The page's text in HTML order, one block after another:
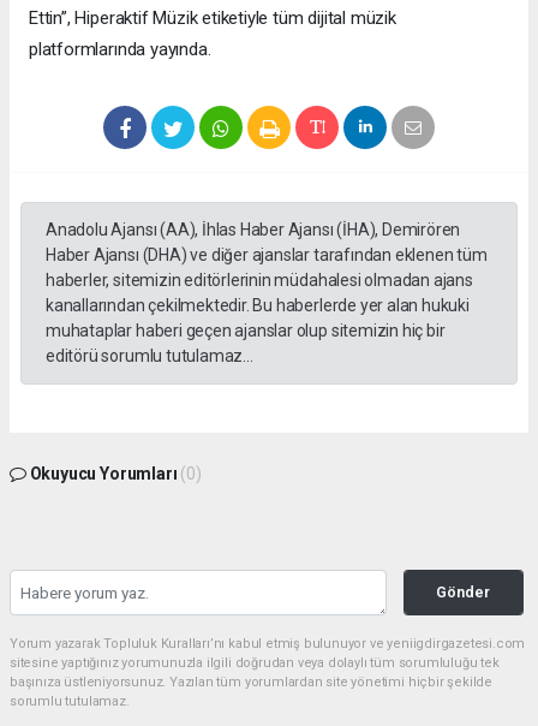
Ettin”, Hiperaktif Müzik etiketiyle tüm dijital müzik
platformlarında yayında.
Anadolu Ajansı (AA), İhlas Haber Ajansı (İHA), Demirören
Haber Ajansı (DHA) ve diğer ajanslar tarafından eklenen tüm
haberler, sitemizin editörlerinin müdahalesi olmadan ajans
kanallarından çekilmektedir. Bu haberlerde yer alan hukuki
muhataplar haberi geçen ajanslar olup sitemizin hiç bir
editörü sorumlu tutulamaz...
Okuyucu Yorumları (0)
Gönder
Yorum yazarak Topluluk Kuralları’nı kabul etmiş bulunuyor ve yeniigdirgazetesi.com
sitesine yaptığınız yorumunuzla ilgili doğrudan veya dolaylı tüm sorumluluğu tek
başınıza üstleniyorsunuz. Yazılan tüm yorumlardan site yönetimi hiçbir şekilde
sorumlu tutulamaz.